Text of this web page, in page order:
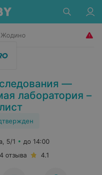
Жодино
—
лаборатория –
5/1
до 14:00
отзыва 4.1